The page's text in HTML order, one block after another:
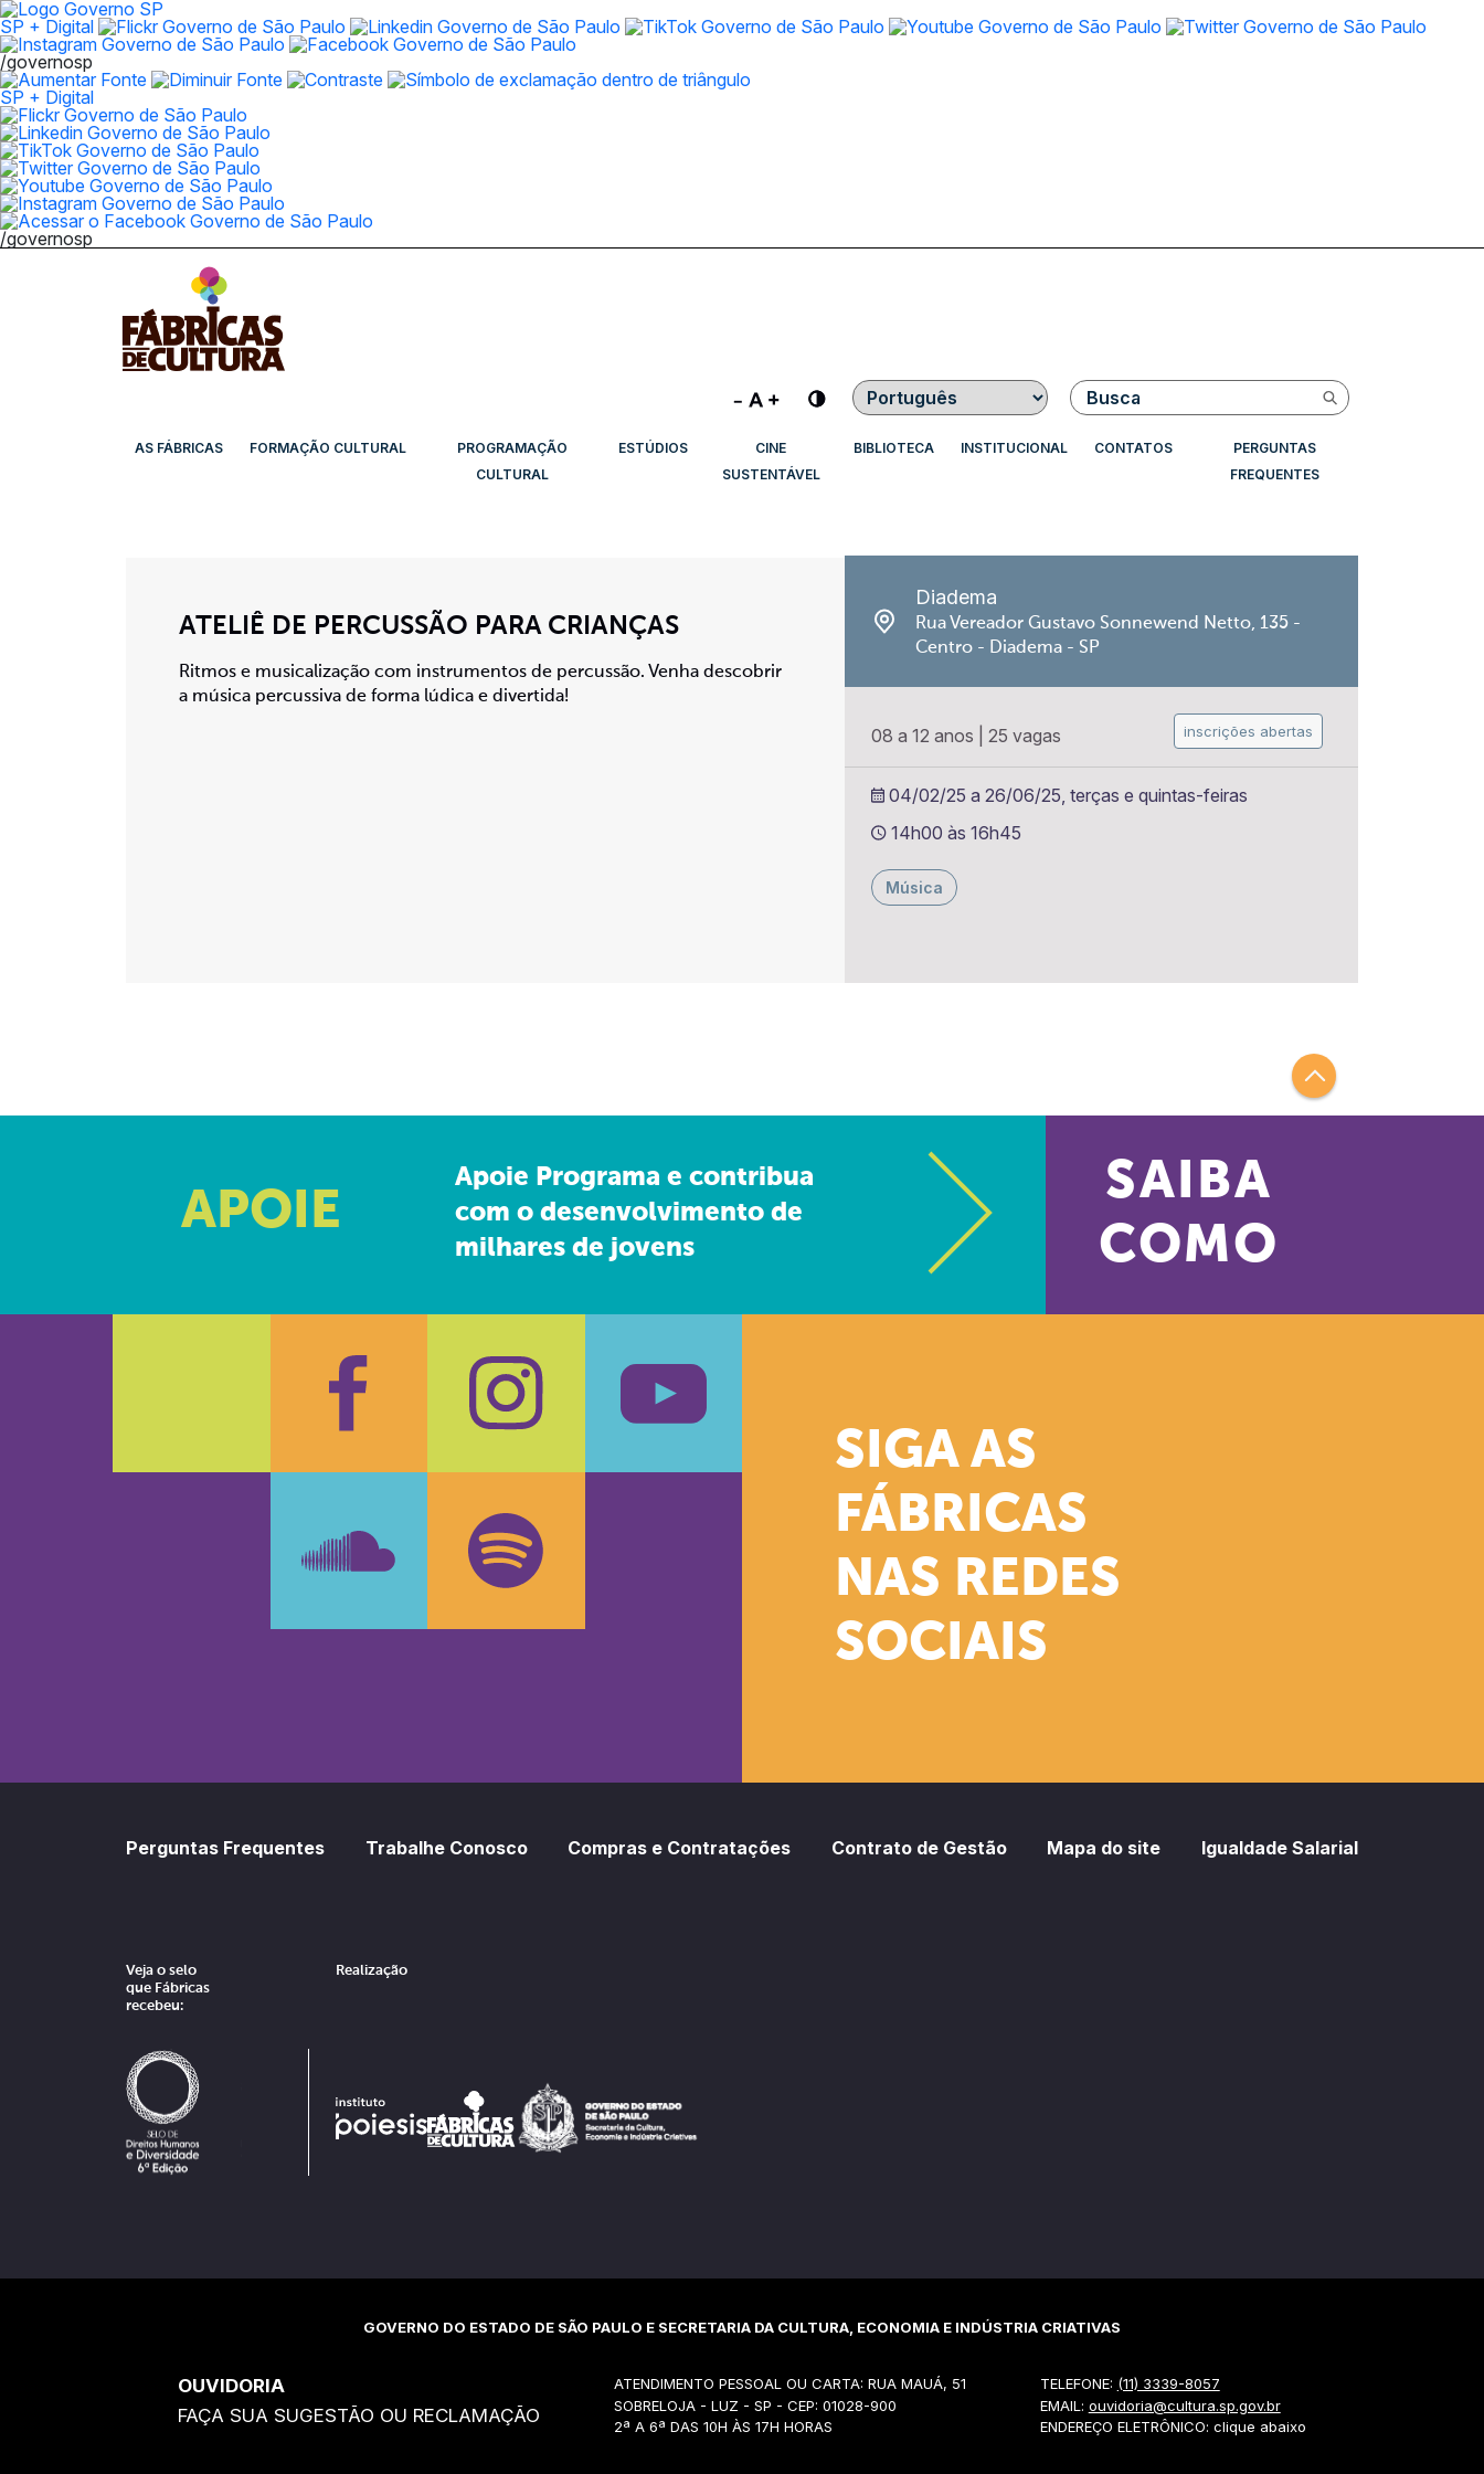
SP + Digital
/governosp
SP + Digital
/governosp
Contraste Buscar
AS FÁBRICAS FORMAÇÃO CULTURAL
PROGRAMAÇÃO
CULTURAL
ESTÚDIOS
CINE
SUSTENTÁVEL
BIBLIOTECA INSTITUCIONAL CONTATOS
PERGUNTAS
FREQUENTES
ATELIÊ DE PERCUSSÃO PARA CRIANÇAS
Ritmos e musicalização com instrumentos de percussão. Venha descobrir
a música percussiva de forma lúdica e divertida!
Diadema
Rua Vereador Gustavo Sonnewend Netto, 135 -
Centro - Diadema - SP
08 a 12 anos 25 vagas inscrições abertas
04/02/25 a 26/06/25, terças e quintas-feiras
14h00 às 16h45
Música
APOIE
Apoie Programa e contribua
com o desenvolvimento de
milhares de jovens
SAIBA
COMO
SIGA AS
FÁBRICAS
NAS REDES
SOCIAIS
FacebookInstagram
Perguntas Frequentes Trabalhe Conosco Compras e Contratações Contrato de Gestão Mapa do site Igualdade Salarial
Veja o selo
que Fábricas
recebeu:
Realização
GOVERNO DO ESTADO DE SÃO PAULO E SECRETARIA DA CULTURA, ECONOMIA E INDÚSTRIA CRIATIVAS
OUVIDORIA
FAÇA SUA SUGESTÃO OU RECLAMAÇÃO
ATENDIMENTO PESSOAL OU CARTA: RUA MAUÁ, 51
SOBRELOJA - LUZ - SP - CEP: 01028-900
2ª A 6ª DAS 10H ÀS 17H HORAS
TELEFONE: (11) 3339-8057
EMAIL: ouvidoria@cultura.sp.gov.br
ENDEREÇO ELETRÔNICO: clique abaixo